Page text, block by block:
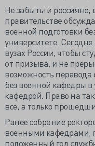
Не забыты и россияне,
правительстве
военной подготовки
университете.
вузах России, чтобы
от призыва, и не
возможность перевода
без военной кафедры
кафедрой. Право на
все, а только
Ранее собрание
военными кафедрами,
положенный год